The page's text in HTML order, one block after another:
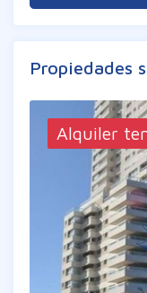
Propiedades
Alquiler